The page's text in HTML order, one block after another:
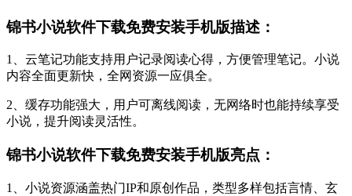
锦书小说软件下载免费安装手机版描述：
1、云笔记功能支持用户记录阅读心得，方便管理笔记。小说
内容全面更新快，全网资源一应俱全。
2、缓存功能强大，用户可离线阅读，无网络时也能持续享受
小说，提升阅读灵活性。
锦书小说软件下载免费安装手机版亮点：
1、小说资源涵盖热门IP和原创作品，类型多样包括言情、玄